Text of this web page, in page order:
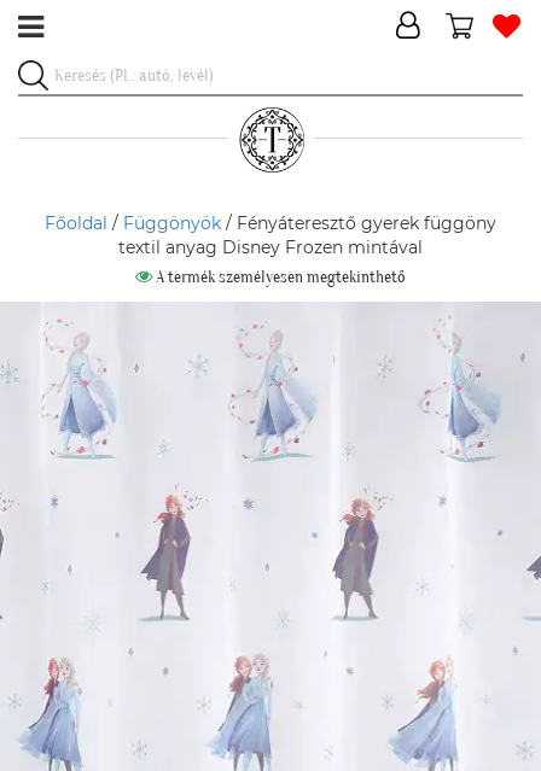
Főoldal / Függönyök / Fényáteresztő gyerek függöny
textil anyag Disney Frozen mintával
A termék személyesen megtekinthető